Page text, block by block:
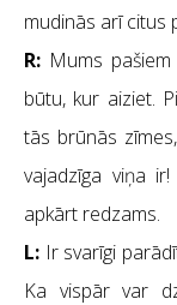
mudinās arī citus
R: Mums
būtu, kur aiziet.
tās brūnās
vajadzīga viņa
apkārt redzams.
L: Ir svarīgi
Ka vispār var